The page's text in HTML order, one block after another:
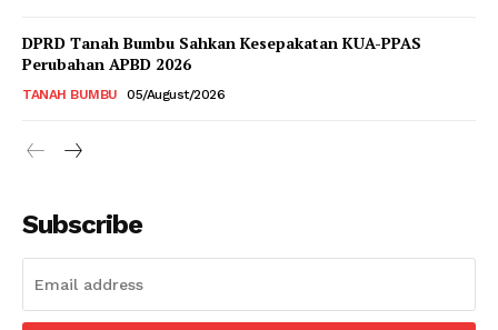
DPRD Tanah Bumbu Sahkan Kesepakatan KUA-PPAS
Perubahan APBD 2026
TANAH BUMBU 05/August/2026
Subscribe